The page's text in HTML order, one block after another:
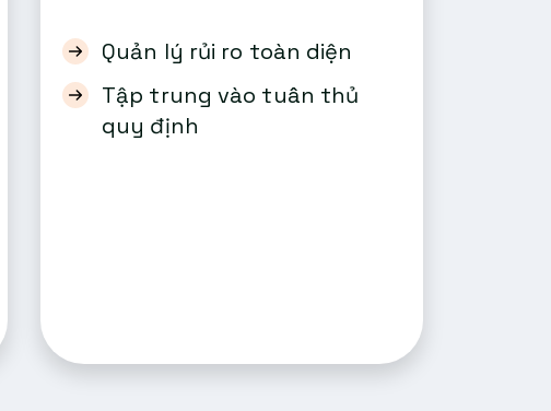
Quản lý rủi ro toàn diện
Tập trung vào tuân thủ
quy định